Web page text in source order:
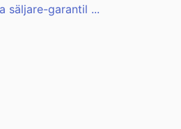
säljare-garantil ...